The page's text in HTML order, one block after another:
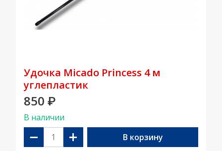
Удочка Micado Princess 4 м
углепластик
850 ₽
В наличии
− + В корзину